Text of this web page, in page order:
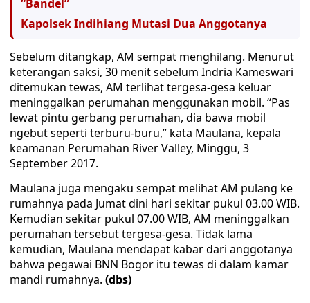
“Bandel”
Kapolsek Indihiang Mutasi Dua Anggotanya
Sebelum ditangkap, AM sempat menghilang. Menurut
keterangan saksi, 30 menit sebelum Indria Kameswari
ditemukan tewas, AM terlihat tergesa-gesa keluar
meninggalkan perumahan menggunakan mobil. “Pas
lewat pintu gerbang perumahan, dia bawa mobil
ngebut seperti terburu-buru,” kata Maulana, kepala
keamanan Perumahan River Valley, Minggu, 3
September 2017.
Maulana juga mengaku sempat melihat AM pulang ke
rumahnya pada Jumat dini hari sekitar pukul 03.00 WIB.
Kemudian sekitar pukul 07.00 WIB, AM meninggalkan
perumahan tersebut tergesa-gesa. Tidak lama
kemudian, Maulana mendapat kabar dari anggotanya
bahwa pegawai BNN Bogor itu tewas di dalam kamar
mandi rumahnya. (dbs)